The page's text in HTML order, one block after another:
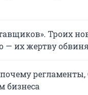
Троих
— их жертву
почему
бизнеса